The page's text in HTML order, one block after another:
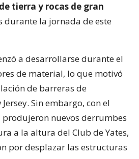
tierra y rocas de gran
durante la jornada de este
a desarrollarse durante el
de material, lo que motivó
de barreras de
Sin embargo, con el
produjeron nuevos derrumbes
a la altura del Club de Yates,
por desplazar las estructuras